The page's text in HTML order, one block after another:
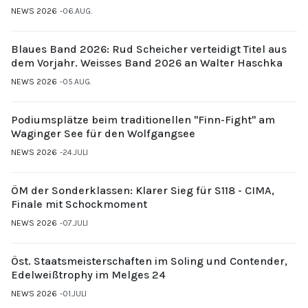
NEWS 2026 06.AUG.
Blaues Band 2026: Rud Scheicher verteidigt Titel aus
dem Vorjahr. Weisses Band 2026 an Walter Haschka
NEWS 2026 05.AUG.
Podiumsplätze beim traditionellen "Finn-Fight" am
Waginger See für den Wolfgangsee
NEWS 2026 24.JULI
ÖM der Sonderklassen: Klarer Sieg für S118 - CIMA,
Finale mit Schockmoment
NEWS 2026 07.JULI
Öst. Staatsmeisterschaften im Soling und Contender,
Edelweißtrophy im Melges 24
NEWS 2026 01.JULI